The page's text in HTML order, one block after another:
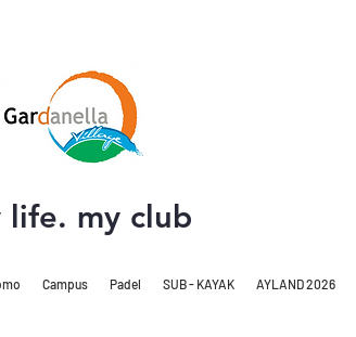
life. my club
Campus Padel SUB - KAYAK AYLAND 2026